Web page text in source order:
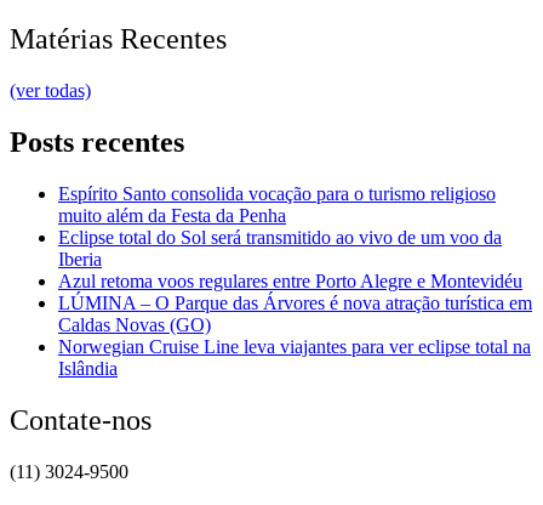
Matérias Recentes
(ver todas)
Posts recentes
Espírito Santo consolida vocação para o turismo religioso
muito além da Festa da Penha
Eclipse total do Sol será transmitido ao vivo de um voo da
Iberia
Azul retoma voos regulares entre Porto Alegre e Montevidéu
LÚMINA – O Parque das Árvores é nova atração turística em
Caldas Novas (GO)
Norwegian Cruise Line leva viajantes para ver eclipse total na
Islândia
Contate-nos
(11) 3024-9500